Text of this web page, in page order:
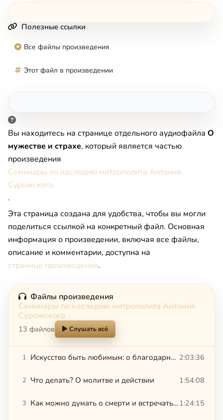
Полезные ссылки
Все файлы произведения
Этот файл в произведении
Вы находитесь на странице отдельного аудиофайла О
мужестве и страхе, который является частью
произведения
Семинары по наследию митрополита Антония
Сурожского
.
Эта страница создана для удобства, чтобы вы могли
поделиться ссылкой на конкретный файл. Основная
информация о произведении, включая все файлы,
описание и комментарии, доступна на
странице произведения.
Файлы произведения
Семинары по наследию митрополита Антония
Сурожского
13 файлов Слушать всё
1 Искусство быть любимым: о благодарности 2:03:36
2 Что делать? О молитве и действии 1:54:08
3 Как можно думать о смерти и встречать ее?1:24:15